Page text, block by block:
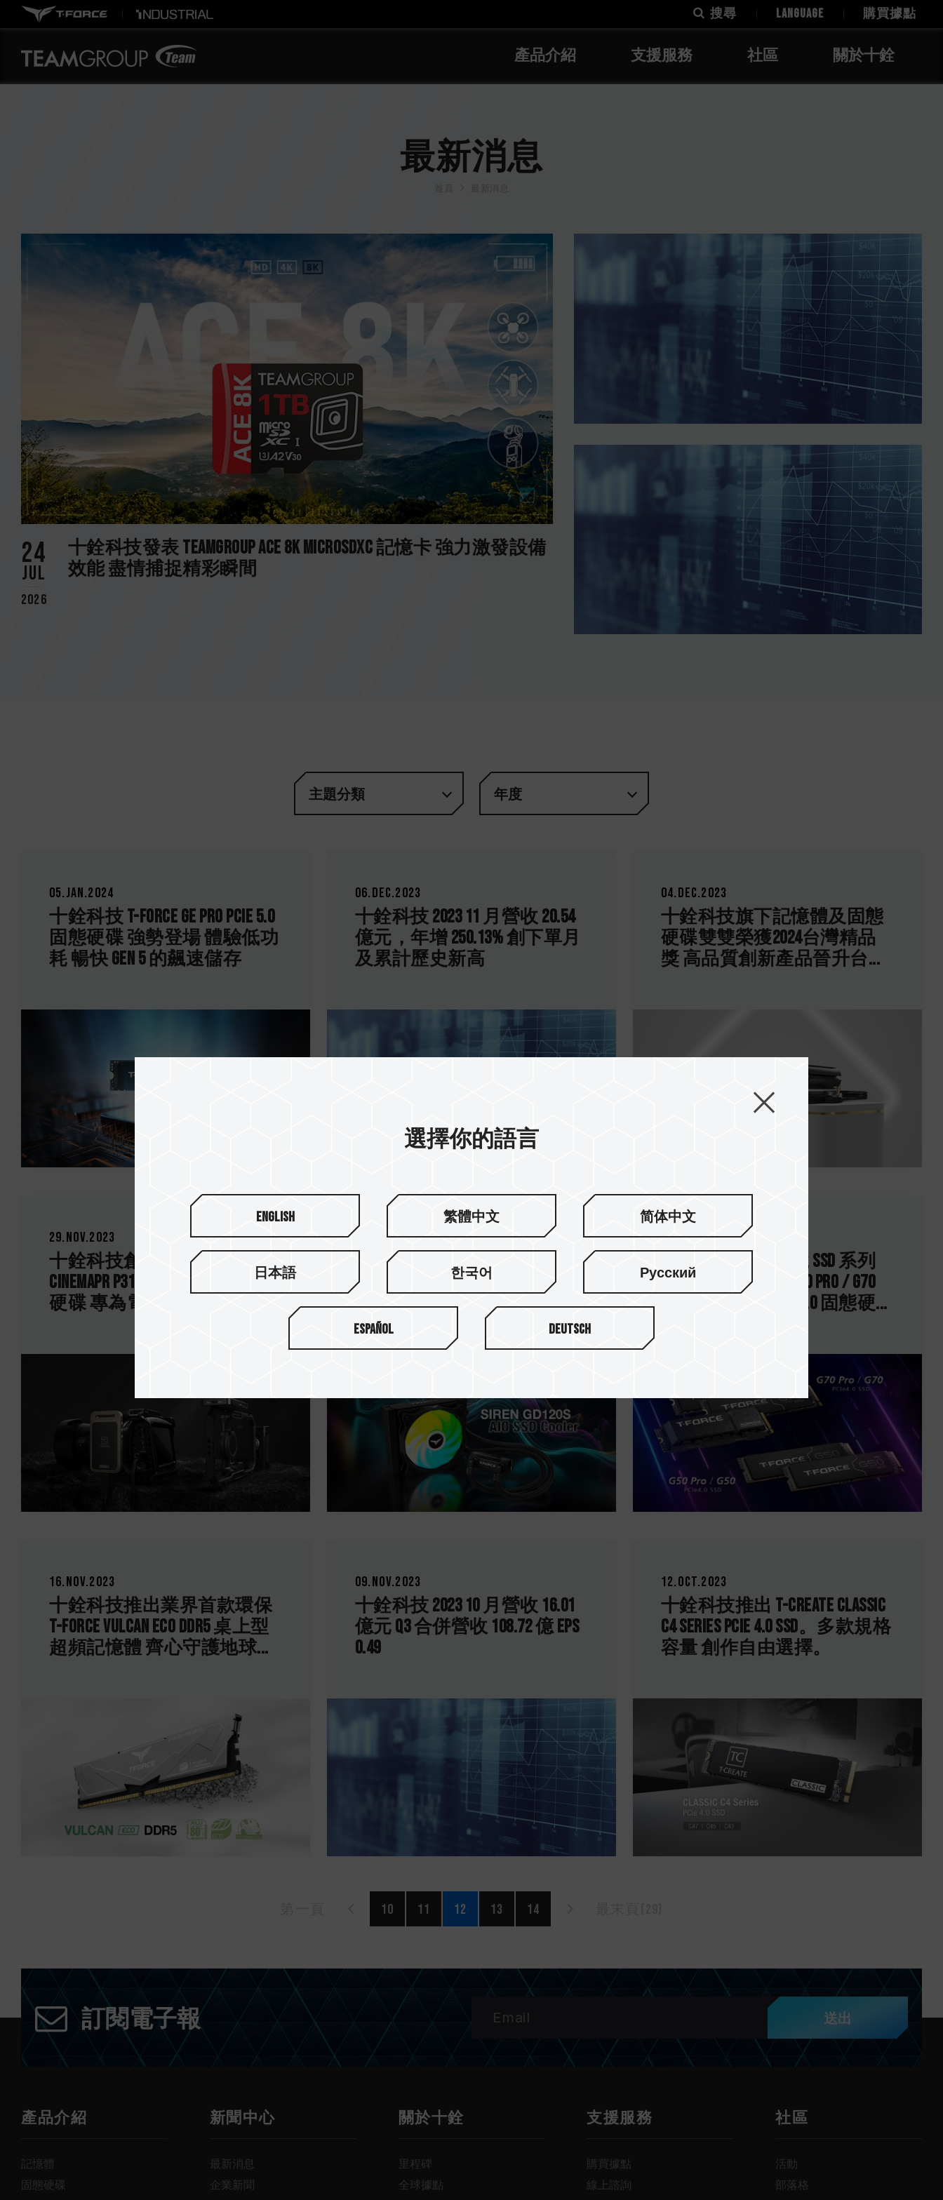
搜尋 LANGUAGE 購買據點
產品介紹 支援服務 社區 關於十銓
最新消息
24
Jul
2026
十銓科技發表 TEAMGROUP ACE 8K MicroSDXC 記憶卡 強力激發設備
效能 盡情捕捉精彩瞬間
主題分類 年度
05.Jan.2024
十銓科技 T-FORCE GE PRO PCIe 5.0
固態硬碟 強勢登場 體驗低功
耗 暢快 Gen 5 的飆速儲存
06.Dec.2023
十銓科技 2023 11 月營收 20.54
億元，年增 250.13% 創下單月
及累計歷史新高
04.Dec.2023
十銓科技旗下記憶體及固態
硬碟雙雙榮獲2024台灣精品
獎 高品質創新產品晉升台...
29.Nov.2023
十銓科技創新發表 T-CREATE
CinemaPr P31行動外接式固態
硬碟 專為電影創作者而生...
24.Nov.2023
十銓科技推出 T-FORCE SIREN
GD120S AIO SSD Cooler 業界獨創
M.2 2280 SSD 一體式水冷
21.Nov.2023
十銓科技推出電競 SSD 系列
新戰將，T-FORCE G70 PRO / G70
和G50 PRO / G50 PCIe 4.0 固態硬...
16.Nov.2023
十銓科技推出業界首款環保
T-FORCE VULCAN ECO DDR5 桌上型
超頻記憶體 齊心守護地球...
09.Nov.2023
十銓科技 2023 10 月營收 16.01
億元 Q3 合併營收 108.72 億 EPS
0.49
12.Oct.2023
十銓科技推出 T-CREATE CLASSIC
C4 Series PCIe 4.0 SSD。多款規格
容量 創作自由選擇。
10 11 12 13 14
訂閱電子報 送出
產品介紹
記憶體
固態硬碟
新聞中心
最新消息
企業新聞
關於十銓
里程碑
全球據點
支援服務
購買據點
線上諮詢
社區
活動
部落格
選擇你的語言
English 繁體中文 简体中文
日本語 한국어 Русский
Español Deutsch